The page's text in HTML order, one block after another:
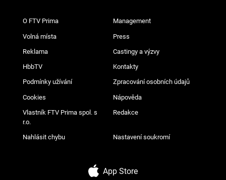
O FTV Prima Management
Volná místa Press
Reklama Castingy a výzvy
HbbTV Kontakty
Podmínky užívání Zpracování osobních údajů
Cookies Nápověda
Vlastník FTV Prima spol. s
r.o.
Redakce
Nahlásit chybu Nastavení soukromí
App Store